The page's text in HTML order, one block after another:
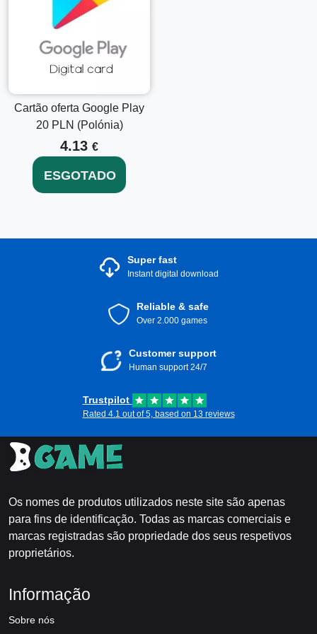
conteúdo digital.Compre o Cartão Presente Google Play
25 USD Chave Estados Unidos
entretenimento e aproveitar ao máximo as vastas ofertas do
Google Play!
Cartão oferta Google Play
20 PLN (Polónia)
4.13 €
ESGOTADO
Super fast
Instant digital download
Reliable & safe
Over 2.000 games
Customer support
Human support 24/7
Trustpilot
Rated 4.1 out of 5, based on 13 reviews
Os nomes de produtos utilizados neste site são apenas
para fins de identificação. Todas as marcas comerciais e
marcas registradas são propriedade dos seus respetivos
proprietários.
Informação
Sobre nós